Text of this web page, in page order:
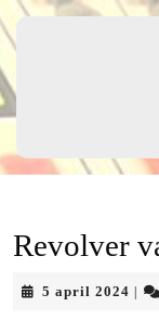
Skip
to
Revolver
5 april 2024 5